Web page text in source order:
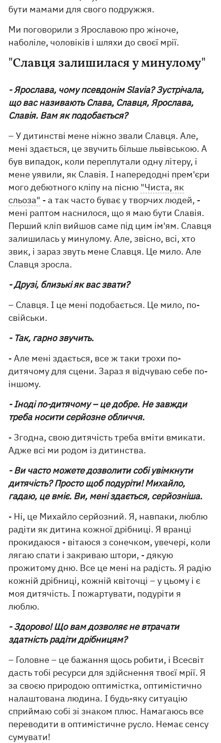
бути мамами для свого подружжя.
Ми поговорили з Ярославою про жіноче,
наболіле, чоловіків і шляхи до своєї мрії.
"Славця залишилася у минулому"
- Ярослава, чому псевдонім Slavia? Зустрічала,
що вас називають Слава, Славця, Ярослава,
Славія. Вам як подобається?
– У дитинстві мене ніжно звали Славця. Але,
мені здається, це звучить більше львівською. А
був випадок, коли переплутали одну літеру, і
мене уявили, як Славія. І напередодні прем'єри
мого дебютного кліпу на пісню "Чиста, як
сльоза" - а так часто буває у творчих людей, -
мені раптом наснилося, що я маю бути Славія.
Перший кліп вийшов саме під цим ім'ям. Славця
залишилась у минулому. Але, звісно, ​​всі, хто
звик, і зараз звуть мене Славця. Це мило. Але
Славця зросла.
- Друзі, близькі як вас звати?
– Славця. І це мені подобається. Це мило, по-
свійськи.
- Так, гарно звучить.
- Але мені здається, все ж таки трохи по-
дитячому для сцени. Зараз я відчуваю себе по-
іншому.
- Іноді по-дитячому – це добре. Не завжди
треба носити серйозне обличчя.
- Згодна, свою дитячість треба вміти вмикати.
Адже всі ми родом із дитинства.
- Ви часто можете дозволити собі увімкнути
дитячість? Просто щоб подуріти! Михайло,
гадаю, це вміє. Ви, мені здається, серйозніша.
- Ні, це Михайло серйозний. Я, навпаки, люблю
радіти як дитина кожної дрібниці. Я вранці
прокидаюся - вітаюся з сонечком, увечері, коли
лягаю спати і закриваю штори, - дякую
прожитому дню. Все це мені на радість. Я радію
кожній дрібниці, кожній квіточці – у цьому і є
моя дитячість. І пожартувати, подуріти я
люблю.
- Здорово! Що вам дозволяє не втрачати
здатність радіти дрібницям?
– Головне – це бажання щось робити, і Всесвіт
дасть тобі ресурси для здійснення твоєї мрії. Я
за своєю природою оптимістка, оптимістично
налаштована людина. І будь-яку ситуацію
сприймаю собі зі знаком плюс. Намагаюсь все
переводити в оптимістичне русло. Немає сенсу
сумувати!